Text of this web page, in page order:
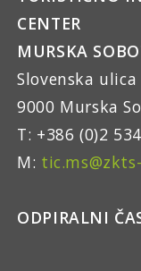
CENTER
MURSKA
Slovenska ulica
9000 Murska
T: +386 (0)2
M:
ODPIRALNI